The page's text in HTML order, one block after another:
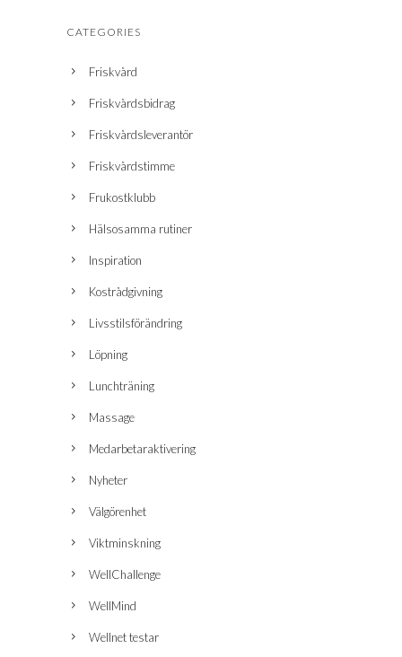
CATEGORIES
Friskvård
Friskvårdsbidrag
Friskvårdsleverantör
Friskvårdstimme
Frukostklubb
Hälsosamma rutiner
Inspiration
Kostrådgivning
Livsstilsförändring
Löpning
Lunchträning
Massage
Medarbetaraktivering
Nyheter
Välgörenhet
Viktminskning
WellChallenge
WellMind
Wellnet testar